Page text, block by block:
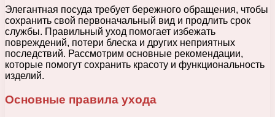
Элегантная посуда требует бережного обращения, чтобы
сохранить свой первоначальный вид и продлить срок
службы. Правильный уход помогает избежать
повреждений, потери блеска и других неприятных
последствий. Рассмотрим основные рекомендации,
которые помогут сохранить красоту и функциональность
изделий.
Основные правила ухода